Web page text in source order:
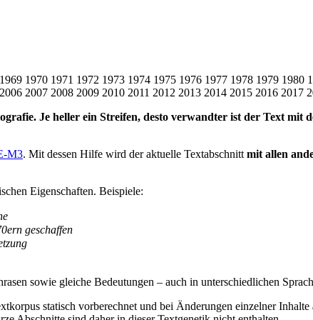
1969 1970 1971 1972 1973 1974 1975 1976 1977 1978 1979 1980
2006 2007 2008 2009 2010 2011 2012 2013 2014 2015 2016 2017
Je heller ein Streifen, desto verwandter ist der Text
M3. Mit dessen Hilfe wird der aktuelle Textabschnitt mit allen
Eigenschaften. Beispiele:
geschaffen
sowie gleiche Bedeutungen – auch in unterschiedlichen
statisch vorberechnet und bei Änderungen einzelner